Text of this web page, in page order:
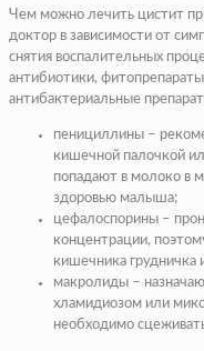
Чем можно лечить цистит
доктор в зависимости от
снятия воспалительных
антибиотики,
антибактериальные
пенициллины –
кишечной палочкой
попадают в молоко в
здоровью малыша;
цефалоспорины –
концентрации,
кишечника грудничка
макролиды –
хламидиозом или
необходимо